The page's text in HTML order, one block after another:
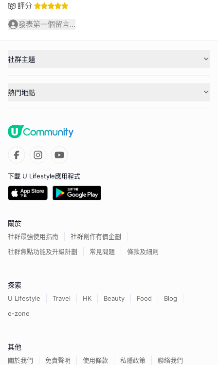
評分
發表第一個留言...
社群主題
熱門地點
下載 U Lifestyle應用程式
關於
社群最強使用指南
社群創作有價企劃
社群焦點功能及升級計劃
常見問題 條款及細則
探索
U Lifestyle Travel HK Beauty Food
Blog
e-zone
其他
關於我們 免責聲明 使用條款 私隱政策 聯絡我們